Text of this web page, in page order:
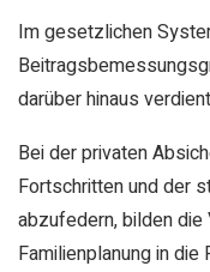
Im gesetzlichen
darüber hinaus
Bei der privaten
Fortschritten und der
abzufedern, bilden
Familienplanung in